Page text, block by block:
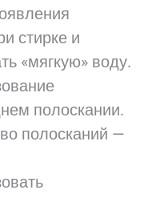
стирке и
«мягкую» воду.
полоскании.
полосканий —